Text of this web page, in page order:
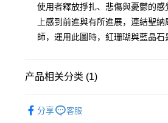
Apple Pay
街口支付
ATM付款
运送方式
使用者釋放掙扎、悲傷與憂鬱的
上感到前進與有所進展，連結聖
師，運用此圖時，紅珊瑚與藍晶石
产品相关分类 (1)
分享
客服